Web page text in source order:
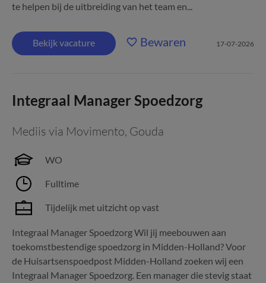
te helpen bij de uitbreiding van het team en...
Bekijk vacature Bewaren 17-07-2026
Integraal Manager Spoedzorg
Mediis via Movimento, Gouda
WO
Fulltime
Tijdelijk met uitzicht op vast
Integraal Manager Spoedzorg Wil jij meebouwen aan
toekomstbestendige spoedzorg in Midden-Holland? Voor
de Huisartsenspoedpost Midden-Holland zoeken wij een
Integraal Manager Spoedzorg. Een manager die stevig staat